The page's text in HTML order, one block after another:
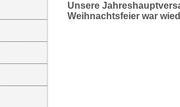
Unsere
Weihnachtsfeier war